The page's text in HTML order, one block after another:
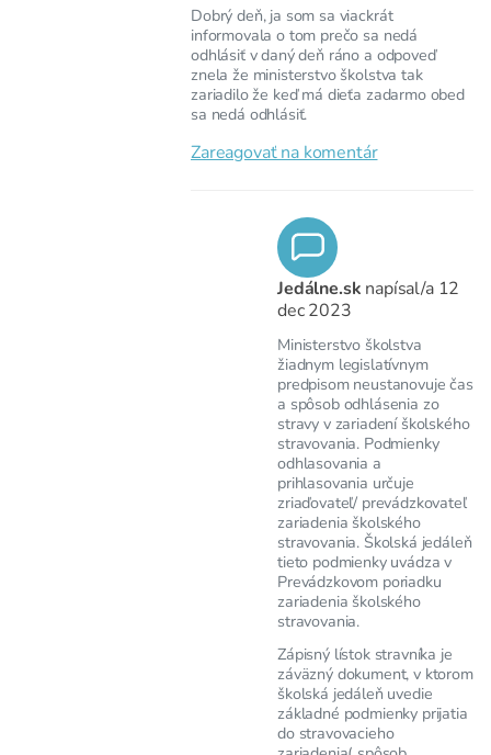
Dobrý deň, ja som sa viackrát
informovala o tom prečo sa nedá
odhlásiť v daný deň ráno a odpoveď
znela že ministerstvo školstva tak
zariadilo že keď má dieťa zadarmo obed
sa nedá odhlásiť.
Zareagovať na komentár
Jedálne.sk napísal/a 12
dec 2023
Ministerstvo školstva
žiadnym legislatívnym
predpisom neustanovuje čas
a spôsob odhlásenia zo
stravy v zariadení školského
stravovania. Podmienky
odhlasovania a
prihlasovania určuje
zriaďovateľ/ prevádzkovateľ
zariadenia školského
stravovania. Školská jedáleň
tieto podmienky uvádza v
Prevádzkovom poriadku
zariadenia školského
stravovania.
Zápisný lístok stravníka je
záväzný dokument, v ktorom
školská jedáleň uvedie
základné podmienky prijatia
do stravovacieho